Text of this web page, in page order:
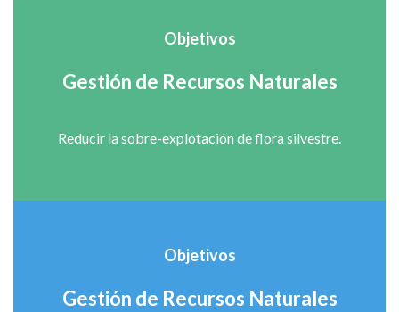
Objetivos
Gestión de Recursos Naturales
Reducir la sobre-explotación de flora silvestre.
Objetivos
Gestión de Recursos Naturales